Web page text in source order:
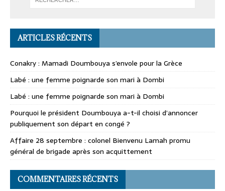
ARTICLES RÉCENTS
Conakry : Mamadi Doumbouya s’envole pour la Grèce
Labé : une femme poignarde son mari à Dombi
Labé : une femme poignarde son mari à Dombi
Pourquoi le président Doumbouya a-t-il choisi d’annoncer
publiquement son départ en congé ?
Affaire 28 septembre : colonel Bienvenu Lamah promu
général de brigade après son acquittement
COMMENTAIRES RÉCENTS